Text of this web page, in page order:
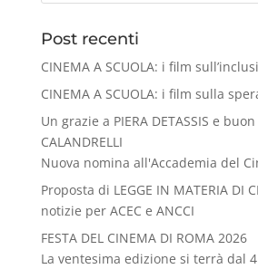
Post recenti
CINEMA A SCUOLA: i film
CINEMA A SCUOLA: i film sulla
Un grazie a PIERA DETASSIS e
CALANDRELLI
Nuova nomina all'Accademia del
Proposta di LEGGE IN MATERIA DI
notizie per ACEC e ANCCI
FESTA DEL CINEMA DI ROMA 2026
La ventesima edizione si terrà dal